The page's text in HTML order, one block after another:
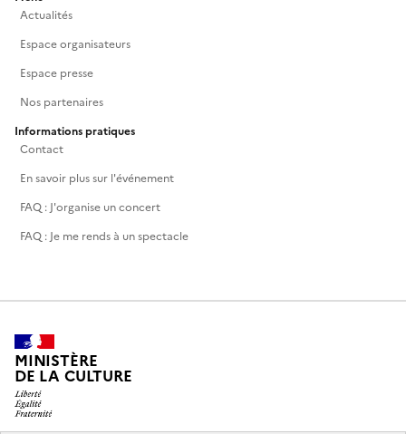
Actualités
Espace organisateurs
Espace presse
Nos partenaires
Informations pratiques
Contact
En savoir plus sur l'événement
FAQ : J'organise un concert
FAQ : Je me rends à un spectacle
MINISTÈRE
DE LA CULTURE